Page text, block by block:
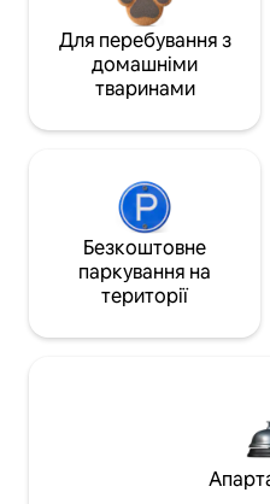
Для перебування з
домашніми
тваринами
Безкоштовне
паркування на
території